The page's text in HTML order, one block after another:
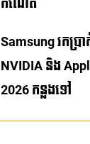
កំណើត
Samsung រកប្រ
NVIDIA និង
2026 កន្លងទៅ